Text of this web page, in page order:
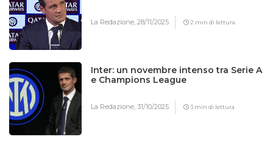
La Redazione,28/11/2025 2 min di lettura
Inter: un novembre intenso tra Serie A
e Champions League
La Redazione,31/10/2025 3 min di lettura